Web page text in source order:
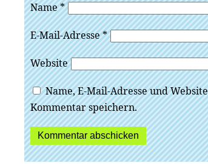
Name*
E-Mail-Adresse*
Website
Name, E-Mail-Adresse und
Kommentar speichern.